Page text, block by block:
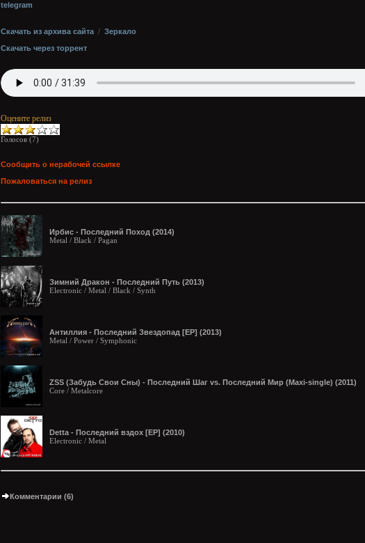
telegram
Скачать из архива сайта / Зеркало
Скачать через торрент
Оцените релиз
Голосов (7)
Сообщить о нерабочей ссылке
Пожаловаться на релиз
Ирбис - Последний Поход (2014)
Metal / Black / Pagan
Зимний Дракон - Последний Путь (2013)
Electronic / Metal / Black / Synth
Антиллия - Последний Звездопад [EP] (2013)
Metal / Power / Symphonic
ZSS (Забудь Свои Сны) - Последний Шаг vs. Последний Мир (Maxi-single) (2011)
Core / Metalcore
Detta - Последний вздох [EP] (2010)
Electronic / Metal
Комментарии (6)